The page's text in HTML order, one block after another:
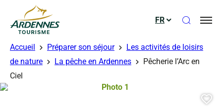
ADT des Ardennes
FR Ouvrir
Accueil Préparer son séjour
Les activités de loisirs
de nature
La pêche en Ardennes
Pêcherie l’Arc en
Ciel
Photo 1, © Droits gérés – Pêcherie